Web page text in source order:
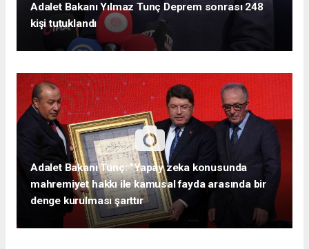
Adalet Bakanı Yılmaz Tunç Deprem sonrası 248
kişi tutuklandı
Adalet Bakanı Tunç: "Yapay zeka konusunda
mahremiyet hakkı ile kamusal fayda arasında bir
denge kurulması şarttır